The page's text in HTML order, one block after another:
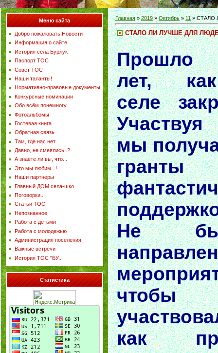
Меню сайта
Добро пожаловать.Новости
Информация о сайте
История села Бурлук
Паспорт ТОС
Совет ТОС
Наши таланты!
Нормативно-правовые документы
Конкурсные номинации
Обо всём понемногу
Фотоальбомы
Гостевая книга
Обратная связь
Там, где нас нет
Давно, не смеялись..?
А знаете ли вы, что...
Это мы любим...!
Наши партнеры
Главный ДОМ села-шко...
Поговорки...
Статьи ТОС
Непознанное
Работа с детьми
Работа с молодежью
Администрация поселения
Важные встречи
История ТОС "БУ...
Статистика
Главная»2019 » Октябрь » 11» СТАЛО
СТАЛО ЛИ ЛУЧШЕ ДЛЯ
Прошло
лет,
селе
мы
Не
как